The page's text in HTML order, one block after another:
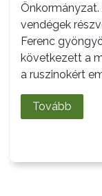
LAKOSSÁGI
HASZNOS
KVÍZ
vendégek
Ferenc
következett a
a ruszinokért
Tovább